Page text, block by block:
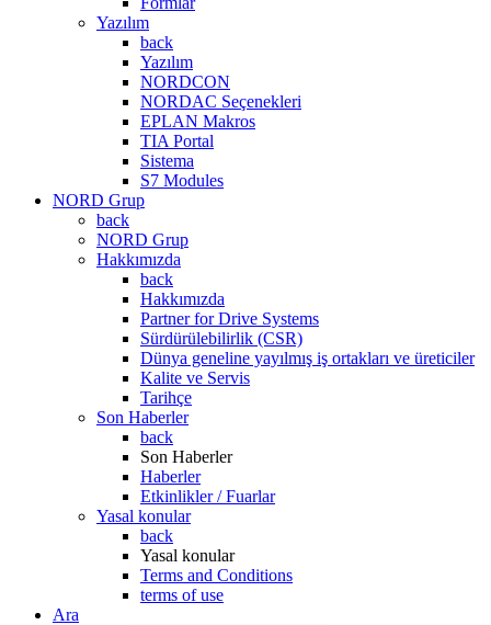
Yazılım
back
Yazılım
NORDCON
NORDAC Seçenekleri
EPLAN Makros
TIA Portal
Sistema
S7 Modules
NORD Grup
back
NORD Grup
Hakkımızda
back
Hakkımızda
Partner for Drive Systems
Sürdürülebilirlik (CSR)
Dünya geneline yayılmış iş ortakları ve üreticiler
Kalite ve Servis
Tarihçe
Son Haberler
back
Son Haberler
Haberler
Etkinlikler / Fuarlar
Yasal konular
back
Yasal konular
Terms and Conditions
terms of use
Ara